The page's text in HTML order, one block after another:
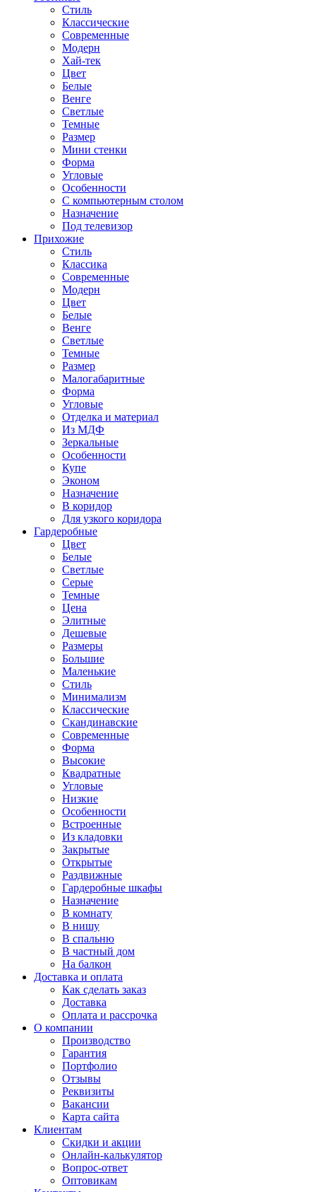
Стиль
Классические
Современные
Модерн
Хай-тек
Цвет
Белые
Венге
Светлые
Темные
Размер
Мини стенки
Форма
Угловые
Особенности
С компьютерным столом
Назначение
Под телевизор
Прихожие
Стиль
Классика
Современные
Модерн
Цвет
Белые
Венге
Светлые
Темные
Размер
Малогабаритные
Форма
Угловые
Отделка и материал
Из МДФ
Зеркальные
Особенности
Купе
Эконом
Назначение
В коридор
Для узкого коридора
Гардеробные
Цвет
Белые
Светлые
Серые
Темные
Цена
Элитные
Дешевые
Размеры
Большие
Маленькие
Стиль
Минимализм
Классические
Скандинавские
Современные
Форма
Высокие
Квадратные
Угловые
Низкие
Особенности
Встроенные
Из кладовки
Закрытые
Открытые
Раздвижные
Гардеробные шкафы
Назначение
В комнату
В нишу
В спальню
В частный дом
На балкон
Доставка и оплата
Как сделать заказ
Доставка
Оплата и рассрочка
О компании
Производство
Гарантия
Портфолио
Отзывы
Реквизиты
Вакансии
Карта сайта
Клиентам
Скидки и акции
Онлайн-калькулятор
Вопрос-ответ
Оптовикам